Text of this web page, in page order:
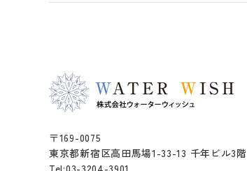
〒169-0075
東京都新宿区高田馬場1-33-13 千年ビル3階
Tel:03-3204-3901